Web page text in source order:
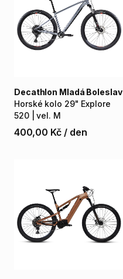
Horské kolo 29" Explore
520
vel. M
Decathlon Mladá Boleslav
400,00 Kč / den